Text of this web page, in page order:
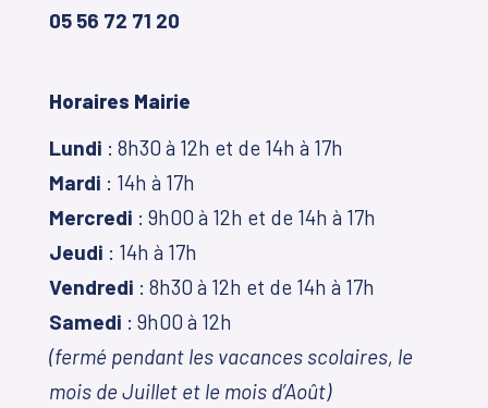
05 56 72 71 20
Horaires Mairie
Lundi : 8h30 à 12h et de 14h à 17h
Mardi : 14h à 17h
Mercredi : 9h00 à 12h et de 14h à 17h
Jeudi : 14h à 17h
Vendredi : 8h30 à 12h et de 14h à 17h
Samedi : 9h00 à 12h
(fermé pendant les vacances scolaires, le
mois de Juillet et le mois d’Août)